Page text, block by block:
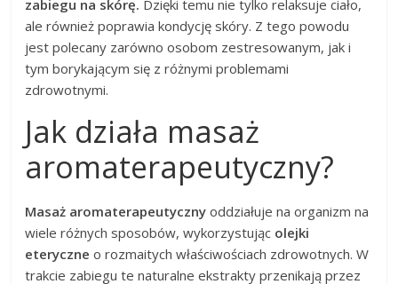
zabiegu na skórę. Dzięki temu nie tylko relaksuje ciało,
ale również poprawia kondycję skóry. Z tego powodu
jest polecany zarówno osobom zestresowanym, jak i
tym borykającym się z różnymi problemami
zdrowotnymi.
Jak działa masaż
aromaterapeutyczny?
Masaż aromaterapeutyczny oddziałuje na organizm na
wiele różnych sposobów, wykorzystując olejki
eteryczne o rozmaitych właściwościach zdrowotnych. W
trakcie zabiegu te naturalne ekstrakty przenikają przez